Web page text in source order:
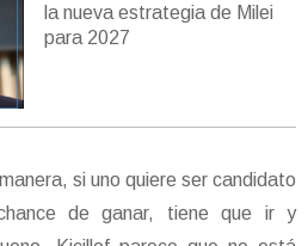
la nueva estrategia de Milei
para 2027
si uno quiere ser candidato
de ganar, tiene que ir y